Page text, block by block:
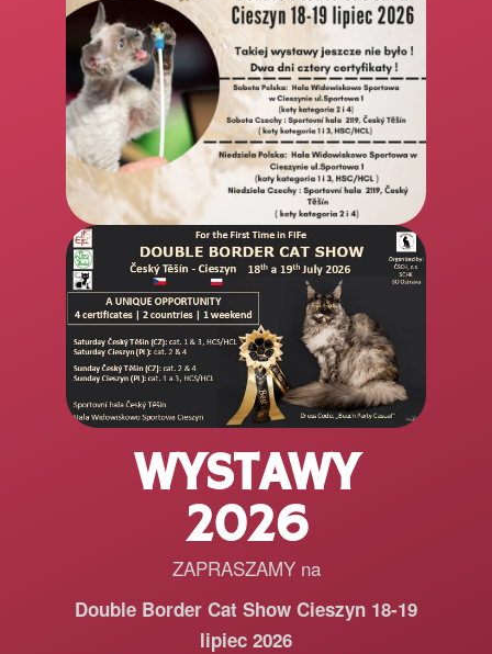
WYSTAWY
2026
ZAPRASZAMY na
Double Border Cat Show Cieszyn 18-19
lipiec 2026